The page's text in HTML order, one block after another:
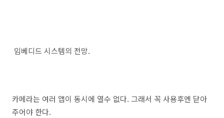
임베디드 시스템의 전망.
카메라는 여러 앱이 동시에 열수 없다. 그래서 꼭 사용후엔 닫아
주어야 한다.